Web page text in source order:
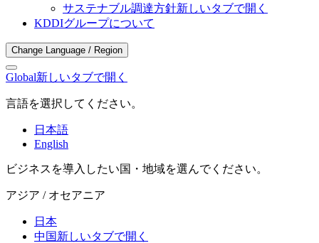
サステナブル調達方針新しいタブで開く
KDDIグループについて
Change Language / Region
Global新しいタブで開く
言語を選択してください。
日本語
English
ビジネスを導入したい国・地域を選んでください。
アジア / オセアニア
日本
中国新しいタブで開く